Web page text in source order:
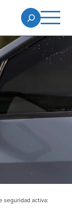
seguridad activa: